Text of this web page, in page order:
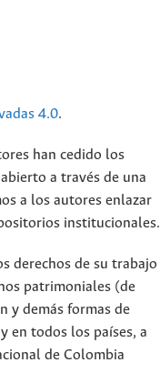
4.0.
han cedido los
a través de una
a los autores enlazar
institucionales.
derechos de su trabajo
patrimoniales (de
y demás formas de
en todos los países, a
de Colombia